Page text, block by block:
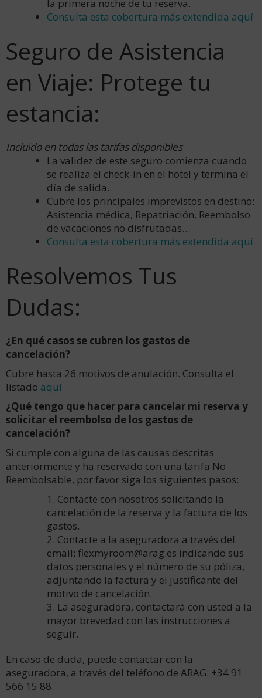
la primera noche de tu reserva.
Consulta esta cobertura más extendida aquí
Seguro de Asistencia
en Viaje: Protege tu
estancia:
Incluido en todas las tarifas disponibles
La validez de este seguro comienza cuando
se realiza el check-in en el hotel y termina el
día de salida.
Cubre los principales imprevistos en destino:
Asistencia médica, Repatriación, Reembolso
de vacaciones no disfrutadas…
Consulta esta cobertura más extendida aquí
Resolvemos Tus
Dudas:
¿En qué casos se cubren los gastos de
cancelación?
Cubre hasta 26 motivos de anulación. Consulta el
listado aquí
¿Qué tengo que hacer para cancelar mi reserva y
solicitar el reembolso de los gastos de
cancelación?
Si cumple con alguna de las causas descritas
anteriormente y ha reservado con una tarifa No
Reembolsable, por favor siga los siguientes pasos:
1. Contacte con nosotros solicitando la
cancelación de la reserva y la factura de los
gastos.
2. Contacte a la aseguradora a través del
email: flexmyroom@arag.es indicando sus
datos personales y el número de su póliza,
adjuntando la factura y el justificante del
motivo de cancelación.
3. La aseguradora, contactará con usted a la
mayor brevedad con las instrucciones a
seguir.
En caso de duda, puede contactar con la
aseguradora, a través del teléfono de ARAG: +34 91
566 15 88.